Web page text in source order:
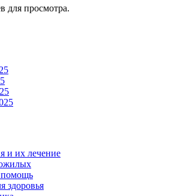
для просмотра.
и их лечение
здоровья